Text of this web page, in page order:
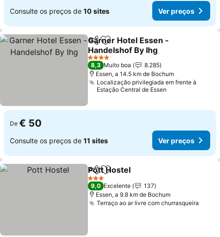
Consulte os preços de 10 sites Ver preços
PartilharAdicionar aos favoritos
Garner Hotel Essen -
Handelshof By Ihg
4 Estrelas
8,3 Muito boa
8.285
Essen, a 14.5 km de Bochum
Localização privilegiada em frente à
Estação Central de Essen
De € 50
Consulte os preços de 11 sites Ver preços
PartilharAdicionar aos favoritos
Pott Hostel
3 Estrelas
9,0 Excelente
137
Essen, a 9.8 km de Bochum
Terraço ao ar livre com churrasqueira